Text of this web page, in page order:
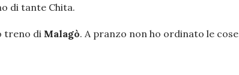
di tante Chita.
treno di Malagò. A pranzo non ho ordinato le